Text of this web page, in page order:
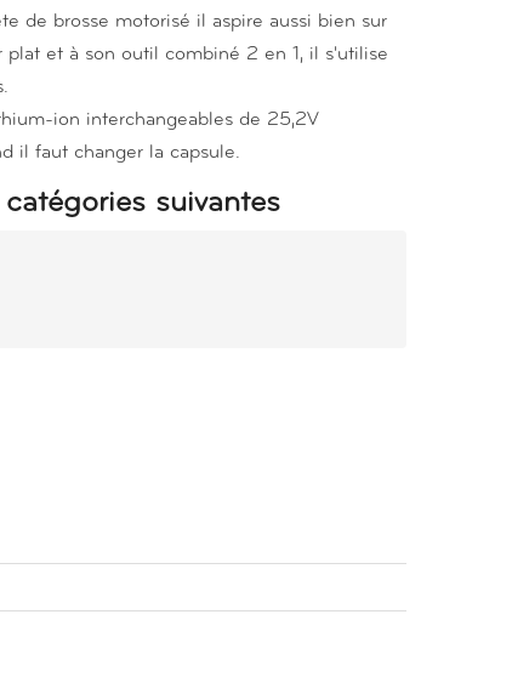
de brosse motorisé il aspire aussi bien sur
plat et à son outil combiné 2 en 1, il s'utilise
ion interchangeables de 25,2V
il faut changer la capsule.
suivantes